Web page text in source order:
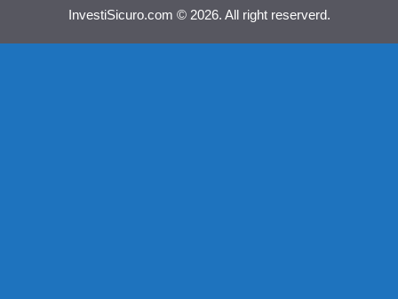
InvestiSicuro.com © 2026. All right reserverd.